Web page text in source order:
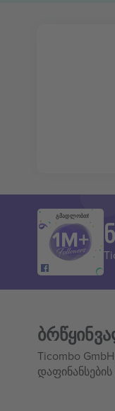
გმადლობთ!
Ticombo